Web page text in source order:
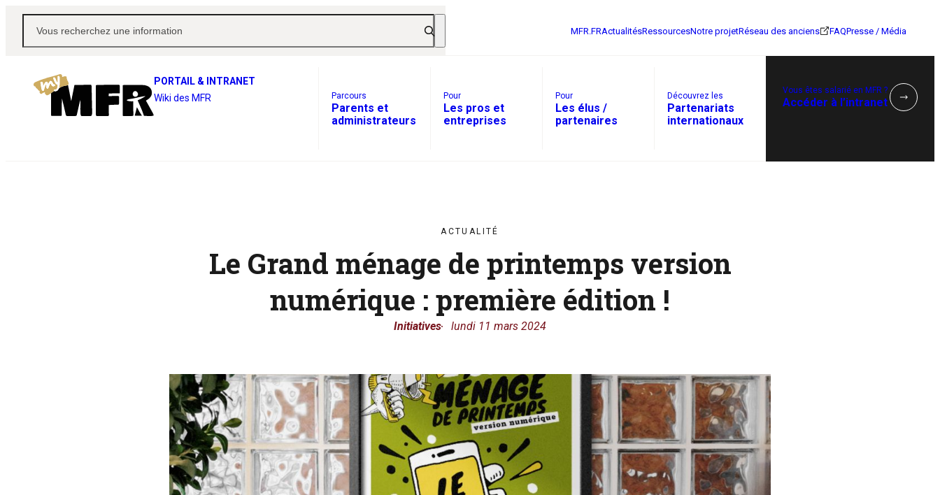
PORTAIL & INTRANET
Wiki des MFR
MFR.FRActualitésRessourcesNotre projetRéseau des anciens FAQPresse / Média
Parcours
Parents et
administrateurs
Pour
Les pros et
entreprises
Pour
Les élus /
partenaires
Découvrez les
Partenariats
internationaux
Vous êtes salarié en MFR ?
Accéder à l’intranet
ACTUALITÉ
Le Grand ménage de printemps version
numérique : première édition !
Initiatives lundi 11 mars 2024